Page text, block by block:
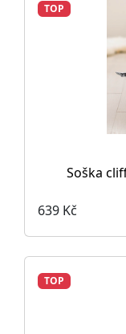
TOP
Soška
639 Kč
TOP